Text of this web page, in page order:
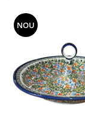
Colectia Morning
Colectia Blue Sea
Colectia Wild
Colectia Blue
NOU